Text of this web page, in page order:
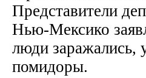
Представители
Нью-Мексико
люди заражались,
помидоры.